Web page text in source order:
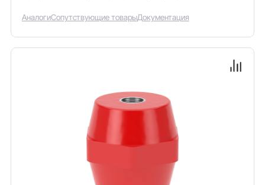
АналогиСопутствующие товарыДокументация